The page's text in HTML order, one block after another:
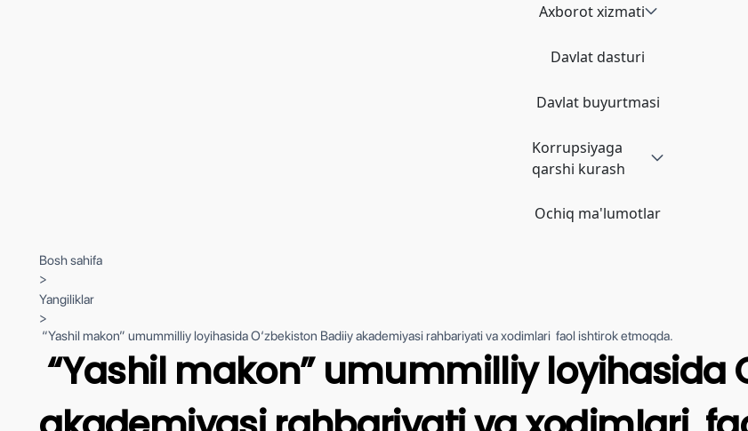
Axborot xizmati
Davlat dasturi
Davlat buyurtmasi
Korrupsiyaga
qarshi kurash
Ochiq ma'lumotlar
Bosh sahifa
>
Yangiliklar
>
“Yashil makon” umummilliy loyihasida O‘zbekiston Badiiy akademiyasi rahbariyati va xodimlari faol ishtirok etmoqda.
“Yashil makon” umummilliy loyihasida